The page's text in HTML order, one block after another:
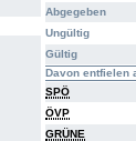
Abgegeben
Ungültig
Gültig
Davon entfielen
SPÖ
ÖVP
GRÜNE